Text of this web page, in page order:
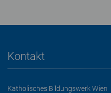
Kontakt
Katholisches Bildungswerk Wien